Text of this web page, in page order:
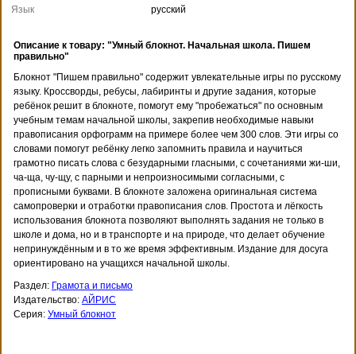
Язык
русский
Описание к товару: "Умный блокнот. Начальная школа. Пишем
правильно"
Блокнот "Пишем правильно" содержит увлекательные игры по русскому
языку. Кроссворды, ребусы, лабиринты и другие задания, которые
ребёнок решит в блокноте, помогут ему "пробежаться" по основным
учебным темам начальной школы, закрепив необходимые навыки
правописания орфограмм на примере более чем 300 слов. Эти игры со
словами помогут ребёнку легко запомнить правила и научиться
грамотно писать слова с безударными гласными, с сочетаниями жи-ши,
ча-ща, чу-щу, с парными и непроизносимыми согласными, с
прописными буквами. В блокноте заложена оригинальная система
самопроверки и отработки правописания слов. Простота и лёгкость
использования блокнота позволяют выполнять задания не только в
школе и дома, но и в транспорте и на природе, что делает обучение
непринуждённым и в то же время эффективным. Издание для досуга
ориентировано на учащихся начальной школы.
Раздел: Грамота и письмо
Издательство: АЙРИС
Серия: Умный блокнот